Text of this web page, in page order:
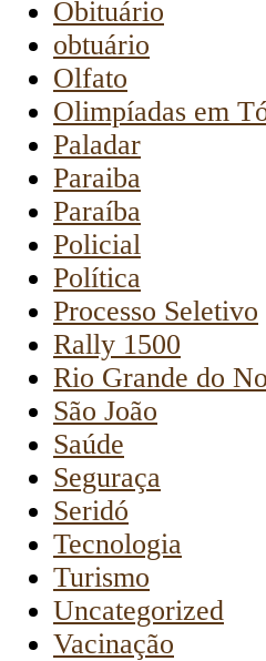
Obituário
obtuário
Olfato
Olimpíadas em
Paladar
Paraiba
Paraíba
Policial
Política
Processo Seletivo
Rally 1500
Rio Grande do
São João
Saúde
Seguraça
Seridó
Tecnologia
Turismo
Uncategorized
Vacinação